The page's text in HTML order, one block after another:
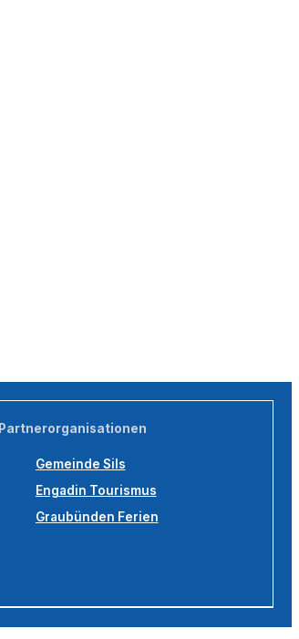
Partnerorganisationen
Gemeinde Sils
Engadin Tourismus
Graubünden Ferien